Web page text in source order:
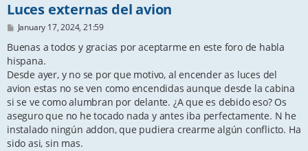
Luces externas del avion
P
s
t
January 17, 2024, 21:59
Buenas a todos y gracias por aceptarme en este foro de habla
hispana.
Desde ayer, y no se por que motivo, al encender as luces del
avion estas no se ven como encendidas aunque desde la cabina
si se ve como alumbran por delante. ¿A que es debido eso? Os
aseguro que no he tocado nada y antes iba perfectamente. N he
instalado ningún addon, que pudiera crearme algún conflicto. Ha
sido asi, sin mas.